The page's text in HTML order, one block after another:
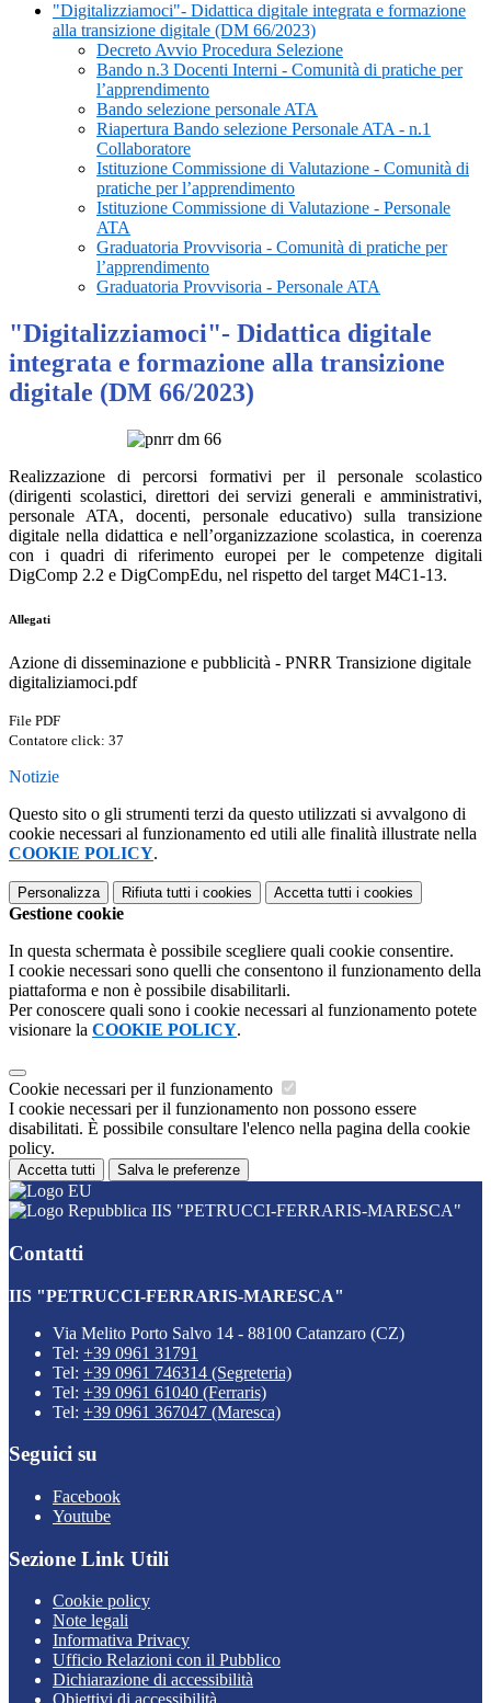
"Digitalizziamoci"- Didattica digitale integrata e formazione
alla transizione digitale (DM 66/2023)
Decreto Avvio Procedura Selezione
Bando n.3 Docenti Interni - Comunità di pratiche per
l’apprendimento
Bando selezione personale ATA
Riapertura Bando selezione Personale ATA - n.1
Collaboratore
Istituzione Commissione di Valutazione - Comunità di
pratiche per l’apprendimento
Istituzione Commissione di Valutazione - Personale
ATA
Graduatoria Provvisoria - Comunità di pratiche per
l’apprendimento
Graduatoria Provvisoria - Personale ATA
"Digitalizziamoci"- Didattica digitale
integrata e formazione alla transizione
digitale (DM 66/2023)
Realizzazione di percorsi formativi per il personale scolastico
(dirigenti scolastici, direttori dei servizi generali e amministrativi,
personale ATA, docenti, personale educativo) sulla transizione
digitale nella didattica e nell’organizzazione scolastica, in coerenza
con i quadri di riferimento europei per le competenze digitali
DigComp 2.2 e DigCompEdu, nel rispetto del target M4C1-13.
Allegati
Azione di disseminazione e pubblicità - PNRR Transizione digitale
digitaliziamoci.pdf
File PDF
Contatore click: 37
Notizie
Questo sito o gli strumenti terzi da questo utilizzati si avvalgono di
cookie necessari al funzionamento ed utili alle finalità illustrate nella
COOKIE POLICY.
Personalizza Rifiuta tutti i cookies Accetta tutti i cookies
Gestione cookie
In questa schermata è possibile scegliere quali cookie consentire.
I cookie necessari sono quelli che consentono il funzionamento della
piattaforma e non è possibile disabilitarli.
Per conoscere quali sono i cookie necessari al funzionamento potete
visionare la COOKIE POLICY.
Cookie necessari per il funzionamento
I cookie necessari per il funzionamento non possono essere
disabilitati. È possibile consultare l'elenco nella pagina della cookie
policy.
Accetta tutti Salva le preferenze
IIS "PETRUCCI-FERRARIS-MARESCA"
Contatti
IIS "PETRUCCI-FERRARIS-MARESCA"
Via Melito Porto Salvo 14 - 88100 Catanzaro (CZ)
Tel: +39 0961 31791
Tel: +39 0961 746314 (Segreteria)
Tel: +39 0961 61040 (Ferraris)
Tel: +39 0961 367047 (Maresca)
Seguici su
Facebook
Youtube
Sezione Link Utili
Cookie policy
Note legali
Informativa Privacy
Ufficio Relazioni con il Pubblico
Dichiarazione di accessibilità